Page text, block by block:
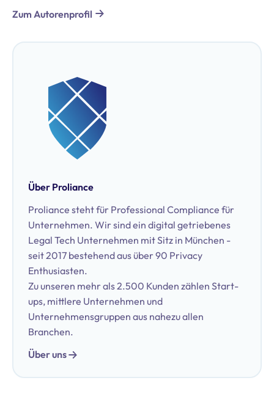
Datenschutz und der DSGVO zu unterstützen. Er bringt
umfassende Erfahrungen aus seiner Tätigkeit in der
Bregal Unternehmerkapital GmbH und McKinsey &
Datenschutzbeauftragter (TÜV & DEKRA).
Zum Autorenprofil
Über Proliance
Proliance steht für Professional Compliance für
Unternehmen. Wir sind ein digital getriebenes
Legal Tech Unternehmen mit Sitz in München -
seit 2017 bestehend aus über 90 Privacy
Enthusiasten.
Zu unseren mehr als 2.500 Kunden zählen Start-
ups, mittlere Unternehmen und
Unternehmensgruppen aus nahezu allen
Branchen.
Über uns